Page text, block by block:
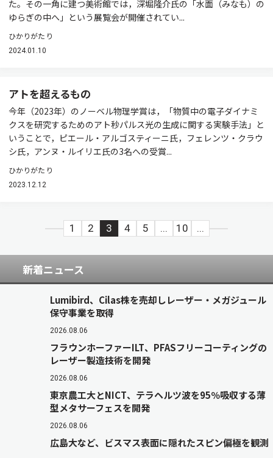
た。その一角に建つ美術館では，深堀隆介氏の「水面（みなも）の
ゆらぎの中へ」という展覧会が開催されてい...
ひかりがたり
2024.01.10
アトを超えるもの
今年（2023年）のノーベル物理学賞は，「物質中の電子ダイナミ
クスを研究するためのアト秒パルス光の生成に関する実験手法」と
いうことで，ピエール・アルゴスティーニ氏，フェレンツ・クラウ
シ氏，アンヌ・ルイリエ氏の3名への受賞...
ひかりがたり
2023.12.12
1 2 3 4 5 ... 10 ...
新着ニュース
Lumibird、Cilas株を売却しレーザー・メガジュール
保守事業を取得
2026.08.06
フラウンホーファーILT、PFASフリーコーティングの
レーザー製造技術を開発
2026.08.06
東京農工大とNICT、テラヘルツ波を95％吸収する薄
型メタサーフェスを開発
2026.08.06
広島大など、ビスマス表面に隠れたスピン偏極を観測